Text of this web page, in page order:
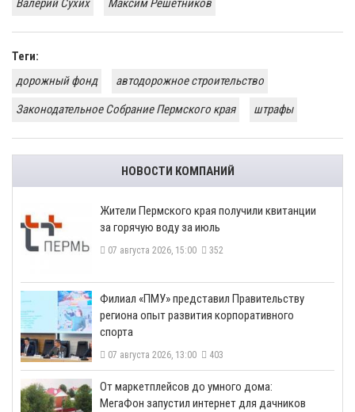
Валерий Сухих
Максим Решетников
Теги:
дорожный фонд
автодорожное строительство
Законодательное Собрание Пермского края
штрафы
НОВОСТИ КОМПАНИЙ
​Жители Пермского края получили квитанции
за горячую воду за июль
07 августа 2026, 15:00 352
​Филиал «ПМУ» представил Правительству
региона опыт развития корпоративного
спорта
07 августа 2026, 13:00 403
От маркетплейсов до умного дома:
МегаФон запустил интернет для дачников